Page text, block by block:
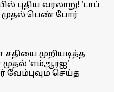
புதிய வரலாறு! 'டாப்
முதல் பெண் போர்
முறியடித்த
முதல் 'எம்ஆர்ஐ'
வேம்புவும் செய்த